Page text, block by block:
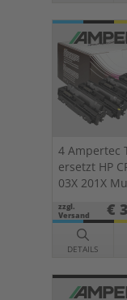
4 Ampertec
ersetzt HP
03X 201X
zzgl.
Versand
€
DETAILS